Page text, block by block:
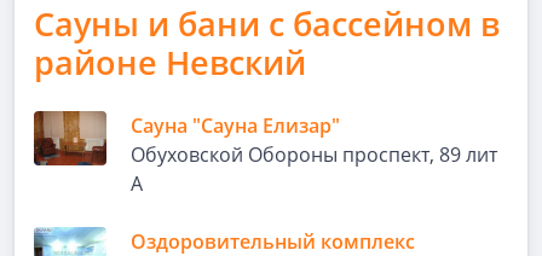
Сауны и бани с бассейном в
районе Невский
Сауна "Сауна Елизар"
Обуховской Обороны проспект, 89 лит
А
Оздоровительный комплекс